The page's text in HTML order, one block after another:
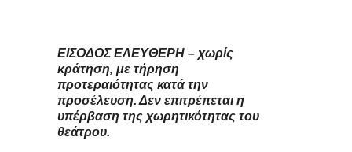
ΕΙΣΟΔΟΣ ΕΛΕΥΘΕΡΗ – χωρίς
κράτηση, με τήρηση
προτεραιότητας κατά την
προσέλευση. Δεν επιτρέπεται η
υπέρβαση της χωρητικότητας του
θεάτρου.